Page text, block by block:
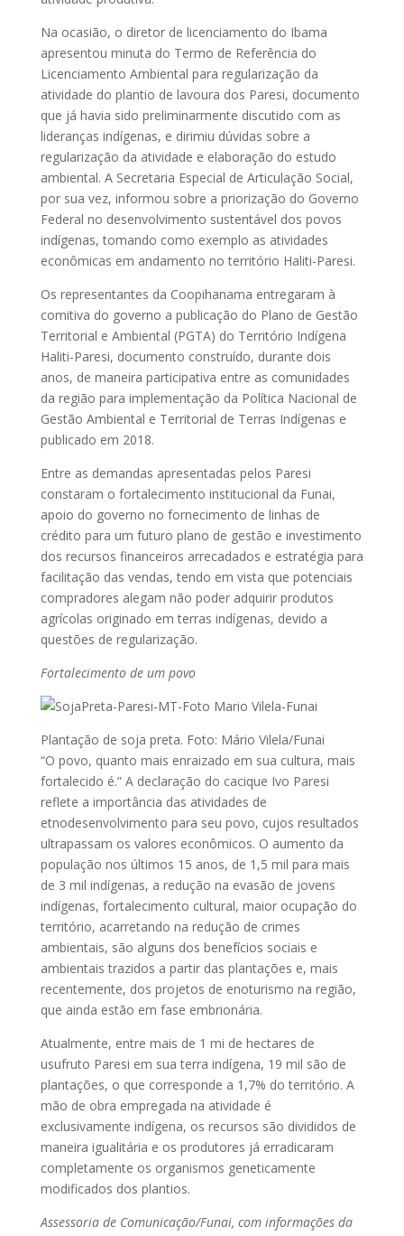
Na ocasião, o diretor de licenciamento do Ibama
apresentou minuta do Termo de Referência do
Licenciamento Ambiental para regularização da
atividade do plantio de lavoura dos Paresi, documento
que já havia sido preliminarmente discutido com as
lideranças indígenas, e dirimiu dúvidas sobre a
regularização da atividade e elaboração do estudo
ambiental. A Secretaria Especial de Articulação Social,
por sua vez, informou sobre a priorização do Governo
Federal no desenvolvimento sustentável dos povos
indígenas, tomando como exemplo as atividades
econômicas em andamento no território Haliti-Paresi.
Os representantes da Coopihanama entregaram à
comitiva do governo a publicação do Plano de Gestão
Territorial e Ambiental (PGTA) do Território Indígena
Haliti-Paresi, documento construído, durante dois
anos, de maneira participativa entre as comunidades
da região para implementação da Política Nacional de
Gestão Ambiental e Territorial de Terras Indígenas e
publicado em 2018.
Entre as demandas apresentadas pelos Paresi
constaram o fortalecimento institucional da Funai,
apoio do governo no fornecimento de linhas de
crédito para um futuro plano de gestão e investimento
dos recursos financeiros arrecadados e estratégia para
facilitação das vendas, tendo em vista que potenciais
compradores alegam não poder adquirir produtos
agrícolas originado em terras indígenas, devido a
questões de regularização.
Fortalecimento de um povo
Plantação de soja preta. Foto: Mário Vilela/Funai
“O povo, quanto mais enraizado em sua cultura, mais
fortalecido é.” A declaração do cacique Ivo Paresi
reflete a importância das atividades de
etnodesenvolvimento para seu povo, cujos resultados
ultrapassam os valores econômicos. O aumento da
população nos últimos 15 anos, de 1,5 mil para mais
de 3 mil indígenas, a redução na evasão de jovens
indígenas, fortalecimento cultural, maior ocupação do
território, acarretando na redução de crimes
ambientais, são alguns dos benefícios sociais e
ambientais trazidos a partir das plantações e, mais
recentemente, dos projetos de enoturismo na região,
que ainda estão em fase embrionária.
Atualmente, entre mais de 1 mi de hectares de
usufruto Paresi em sua terra indígena, 19 mil são de
plantações, o que corresponde a 1,7% do território. A
mão de obra empregada na atividade é
exclusivamente indígena, os recursos são divididos de
maneira igualitária e os produtores já erradicaram
completamente os organismos geneticamente
modificados dos plantios.
Assessoria de Comunicação/Funai, com informações da